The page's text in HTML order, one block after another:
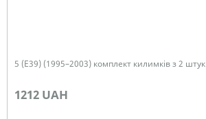
5 (E39) (1995–2003) комплект килимків з 2 штук
1212 UAH